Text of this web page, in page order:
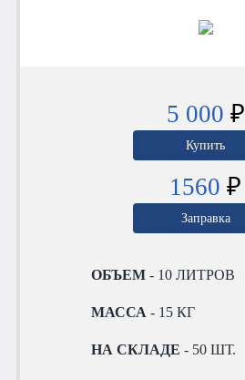
5 000 ₽
Купить
1560 ₽
Заправка
ОБЪЕМ - 10 ЛИТРОВ
МАССА - 15 КГ
НА СКЛАДЕ - 50 ШТ.